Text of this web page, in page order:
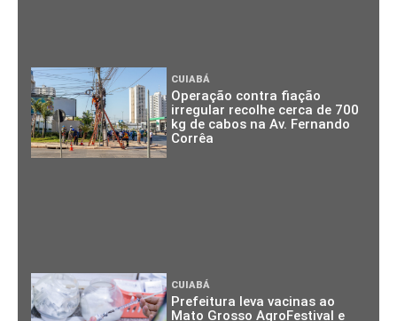
CUIABÁ
Operação contra fiação
irregular recolhe cerca de 700
kg de cabos na Av. Fernando
Corrêa
CUIABÁ
Prefeitura leva vacinas ao
Mato Grosso AgroFestival e